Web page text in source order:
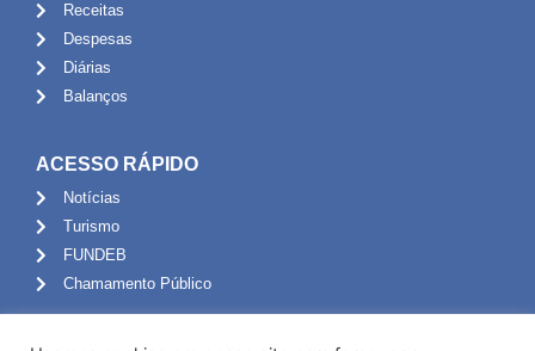
Receitas
Despesas
Diárias
Balanços
ACESSO RÁPIDO
Notícias
Turismo
FUNDEB
Chamamento Público